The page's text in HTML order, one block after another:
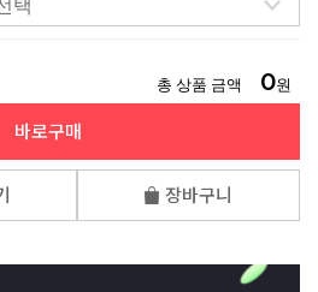
총 상품 금액 0원
바로구매
장바구니